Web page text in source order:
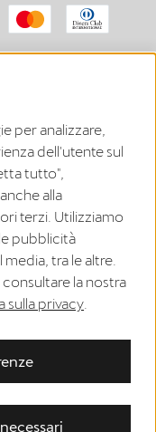
per analizzare,
dell'utente sul
tutto",
alla
terzi. Utilizziamo
pubblicità
tra le altre.
la nostra
sulla privacy